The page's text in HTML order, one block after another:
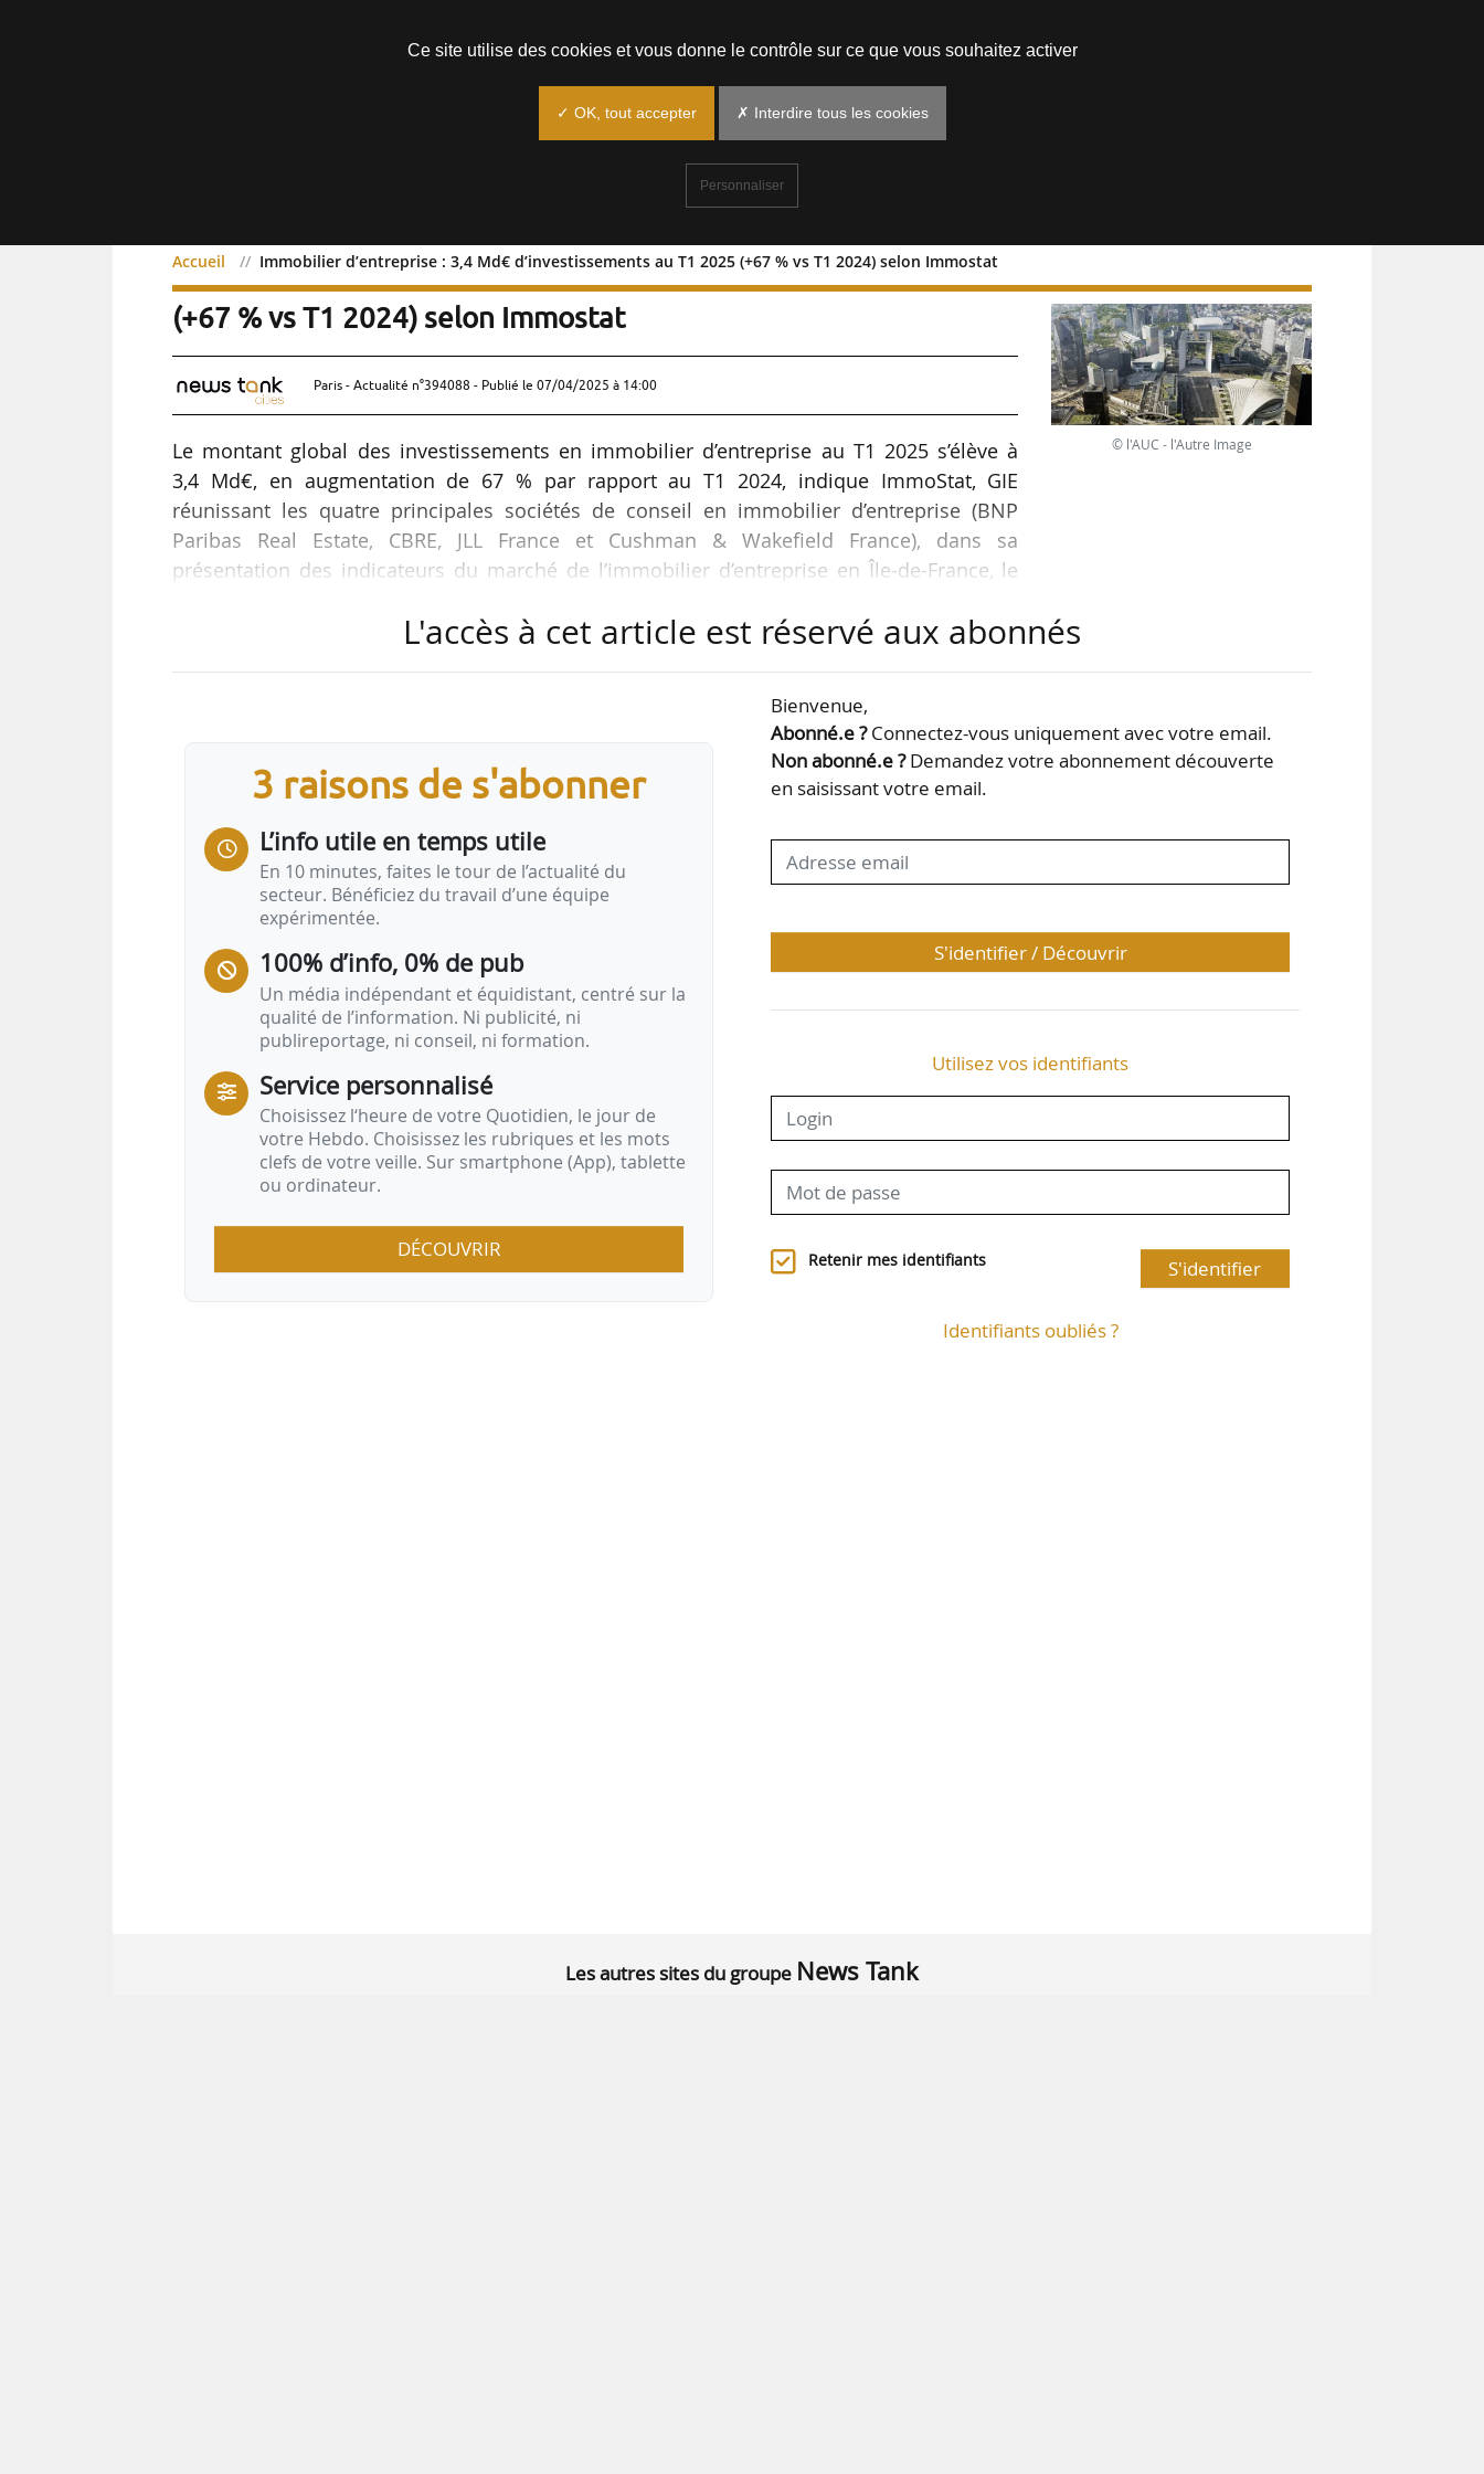
Accueil Immobilier d’entreprise : 3,4 Md€ d’investissements au T1 2025 (+67 % vs T1 2024) selon Immostat
Immobilier d’entreprise : 3,4 Md€ d’investissements au T1 2025
(+67 % vs T1 2024) selon Immostat
Paris - Actualité n°394088 - Publié le 07/04/2025 à 14:00
Le montant global des investissements en immobilier d’entreprise au T1 2025 s’élève à
3,4 Md€, en augmentation de 67 % par rapport au T1 2024, indique ImmoStat, GIE
réunissant les quatre principales sociétés de conseil en immo­bilier d’entreprise (BNP
Paribas Real Estate, CBRE, JLL France et Cushman & Wakefield France), dans sa
présentation des indicateurs du marché de l’immobilier d’entreprise en Île-de-France, le
, dont 588 400 m 2
en Régions et
209 500 m2 en Île-de-France au T4 (-2 % vs T1 2024).
En Île-de-France :
• 2,4 Md€ d’investissements en immobilier d’entreprise au T1 2025 (+158 % par rapport au
T1 2024) …
© l'AUC - l'Autre Image
L'accès à cet article est réservé aux abonnés
3 raisons de s'abonner
L’info utile en temps utile
En 10 minutes, faites le tour de l’actualité du
secteur. Bénéficiez du travail d’une équipe
expérimentée.
100% d’info, 0% de pub
Un média indépendant et équidistant, centré sur la
qualité de l’information. Ni publicité, ni
publireportage, ni conseil, ni formation.
Service personnalisé
Choisissez l‘heure de votre Quotidien, le jour de
votre Hebdo. Choisissez les rubriques et les mots
clefs de votre veille. Sur smartphone (App), tablette
ou ordinateur.
DÉCOUVRIR
Bienvenue,
Abonné.e ?Connectez-vous uniquement avec votre email.
Non abonné.e ?Demandez votre abonnement découverte
en saisissant votre email.
S'identifier / Découvrir
Utilisez vos identifiants
Retenir mes identifiants S'identifier
Identifiants oubliés ?
Les autres sites du groupe News Tank
Ce site utilise des cookies et vous donne le contrôle sur ce que vous souhaitez activer
✓ OK, tout accepter ✗ Interdire tous les cookies
Personnaliser